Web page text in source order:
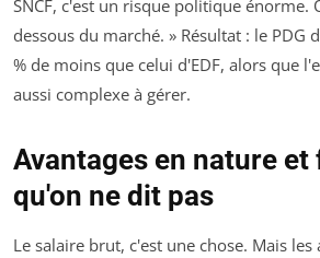
SNCF, c'est un risque politique énorme.
dessous du marché. » Résultat : le PDG
% de moins que celui d'EDF, alors que
aussi complexe à gérer.
Avantages en nature et
qu'on ne dit pas
Le salaire brut, c'est une chose. Mais les